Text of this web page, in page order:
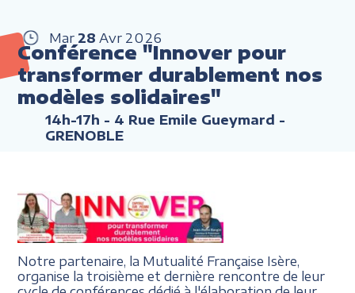
Mar 28 Avr 2026
Conférence "Innover pour
transformer durablement nos
modèles solidaires"
14h-17h - 4 Rue Emile Gueymard -
GRENOBLE
Notre partenaire, la Mutualité Française Isère,
organise la troisième et dernière rencontre de leur